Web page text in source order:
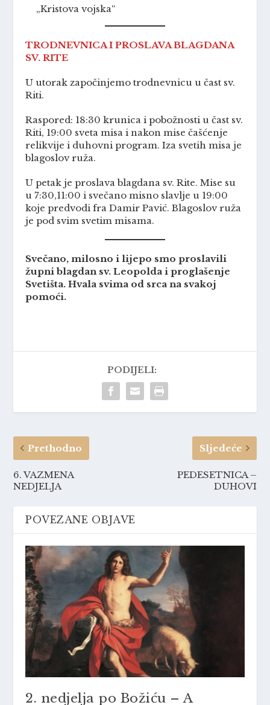
„Kristova vojska“
TRODNEVNICA I PROSLAVA BLAGDANA
SV. RITE
U utorak započinjemo trodnevnicu u čast sv.
Riti.
Raspored: 18:30 krunica i pobožnosti u čast sv.
Riti, 19:00 sveta misa i nakon mise čašćenje
relikvije i duhovni program. Iza svetih misa je
blagoslov ruža.
U petak je proslava blagdana sv. Rite. Mise su
u 7:30,11:00 i svečano misno slavlje u 19:00
koje predvodi fra Damir Pavić. Blagoslov ruža
je pod svim svetim misama.
Svečano, milosno i lijepo smo proslavili
župni blagdan sv. Leopolda i proglašenje
Svetišta. Hvala svima od srca na svakoj
pomoći.
PODIJELI:
Prethodno
6. VAZMENA
NEDJELJA
Sljedeće
PEDESETNICA –
DUHOVI
POVEZANE OBJAVE
2. nedjelja po Božiću – A